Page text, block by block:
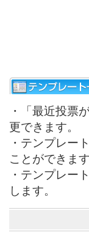
・「最近投票
更できます。
・テンプレー
ことができます
・テンプレー
します。